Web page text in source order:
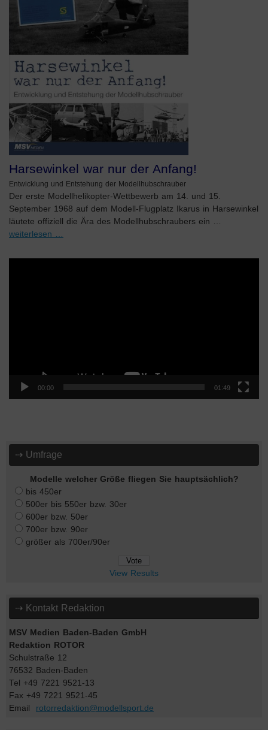
Harsewinkel war nur der Anfang!
Entwicklung und Entstehung der Modellhubschrauber
Der erste Modellhelikopter-Wettbewerb am 14. und 15.
September 1968 auf dem Modell-Flugplatz Ikarus in Harsewinkel
läutete offiziell die Ära des Modellhubschraubers ein …
weiterlesen …
00:00 01:49
⇢ Umfrage
Modelle welcher Größe fliegen Sie hauptsächlich?
bis 450er
500er bis 550er bzw. 30er
600er bzw. 50er
700er bzw. 90er
größer als 700er/90er
View Results
⇢ Kontakt Redaktion
MSV Medien Baden-Baden GmbH
Redaktion ROTOR
Schulstraße 12
76532 Baden-Baden
Tel +49 7221 9521-13
Fax +49 7221 9521-45
Email rotorredaktion@modellsport.de